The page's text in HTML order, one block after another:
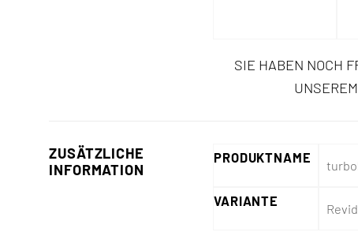
SIE HABEN NOCH
ZUSÄTZLICHE
INFORMATION
PRODUKTNAME
VARIANTE